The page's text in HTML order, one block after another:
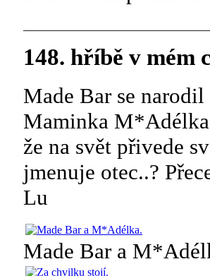
148. hříbě v mém
Made Bar se
Maminka M*Adélka
že na svět přivede
jmenuje otec..?
Lu
Made Bar a